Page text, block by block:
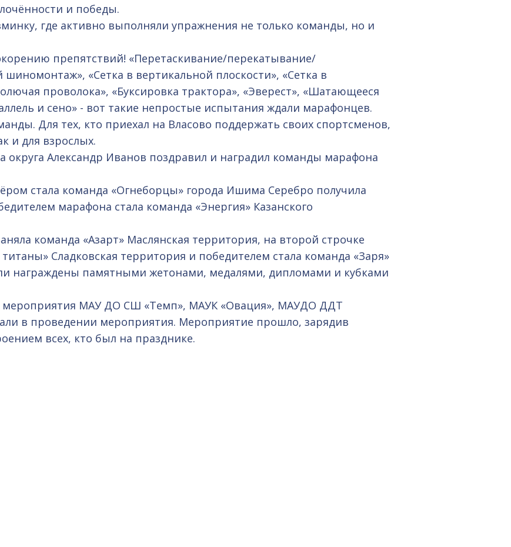
и победы.
где активно выполняли упражнения не только команды, но и
препятствий! «Перетаскивание/перекатывание/
«Сетка в вертикальной плоскости», «Сетка в
проволока», «Буксировка трактора», «Эверест», «Шатающееся
и сено» - вот такие непростые испытания ждали марафонцев.
Для тех, кто приехал на Власово поддержать своих спортсменов,
и для взрослых.
Александр Иванов поздравил и наградил команды марафона
стала команда «Огнеборцы» города Ишима Серебро получила
марафона стала команда «Энергия» Казанского
команда «Азарт» Маслянская территория, на второй строчке
Сладковская территория и победителем стала команда «Заря»
награждены памятными жетонами, медалями, дипломами и кубками
мероприятия МАУ ДО СШ «Темп», МАУК «Овация», МАУДО ДДТ
в проведении мероприятия. Мероприятие прошло, зарядив
всех, кто был на празднике.